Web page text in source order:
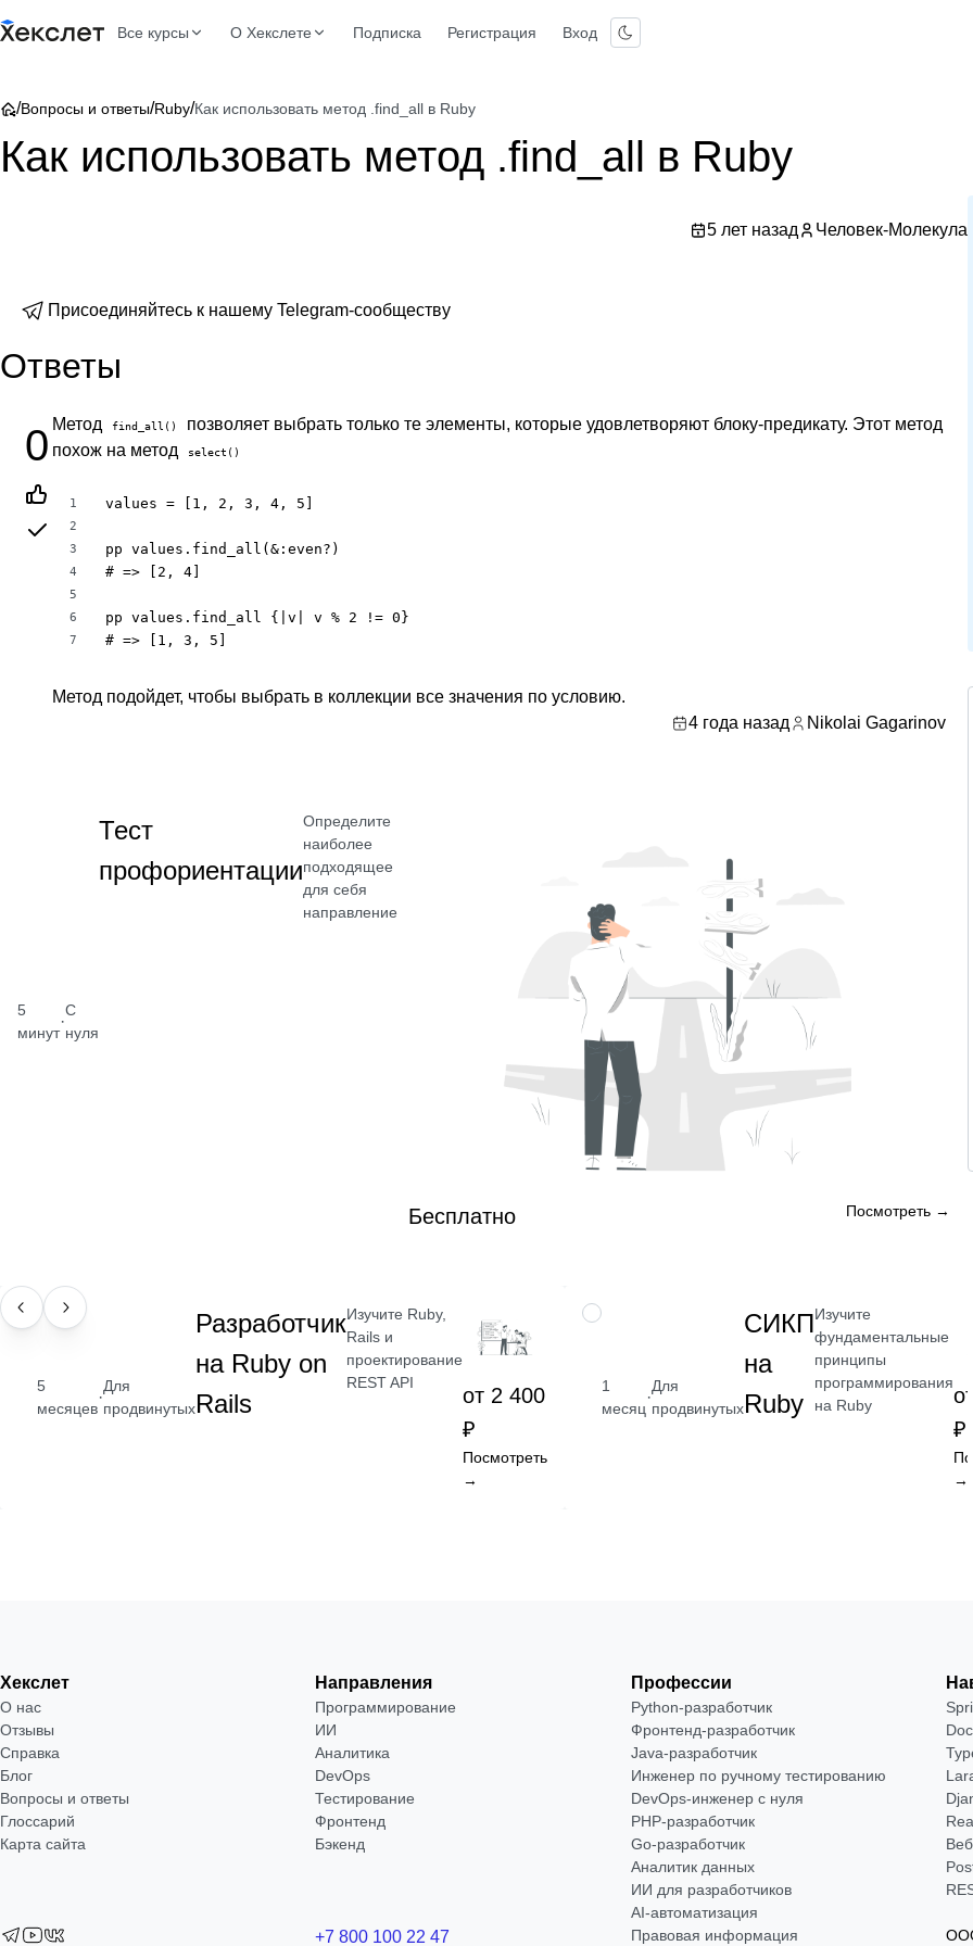
Все курсы О Хекслете Подписка Регистрация Вход
/Вопросы и ответы/Ruby/Как использовать метод .find_all в Ruby
Как использовать метод .find_all в Ruby
5 лет назад Человек-Молекула
Присоединяйтесь к нашему Telegram-сообществу
Ответы
0 Метод find_all()
позволяет выбрать только те элементы, которые удовлетворяют блоку-предикату. Этот метод
похож на метод
select()
1
2
3
4
5
6
7
values = [1, 2, 3, 4, 5]
pp values.find_all(&:even?)
# => [2, 4]
pp values.find_all {|v| v % 2 != 0}
# => [1, 3, 5]
Метод подойдет, чтобы выбрать в коллекции все значения по условию.
4 года назад
Nikolai Gagarinov
5
минут
·
С
нуля
Тест
профориентации
Определите
наиболее
подходящее
для себя
направление
Бесплатно Посмотреть →
ПРОФЕССИЯ
5
месяцев
·
Для
продвинутых
Разработчик
на Ruby on
Rails
Изучите Ruby,
Rails и
проектирование
REST API
от 2 400
₽
Посмотреть
→
НАВЫК
1
месяц
·
Для
продвинутых
СИКП
на
Ruby
Изучите
фундаментальные
принципы
программирования
на Ruby
₽
→
Хекслет
О нас
Отзывы
Справка
Блог
Вопросы и ответы
Глоссарий
Карта сайта
Направления
Программирование
ИИ
Аналитика
DevOps
Тестирование
Фронтенд
Бэкенд
Профессии
Python-разработчик
Фронтенд-разработчик
Java-разработчик
Инженер по ручному тестированию
DevOps-инженер с нуля
РНР-разработчик
Go-разработчик
Аналитик данных
ИИ для разработчиков
AI-автоматизация
+7 800 100 22 47 Правовая информация